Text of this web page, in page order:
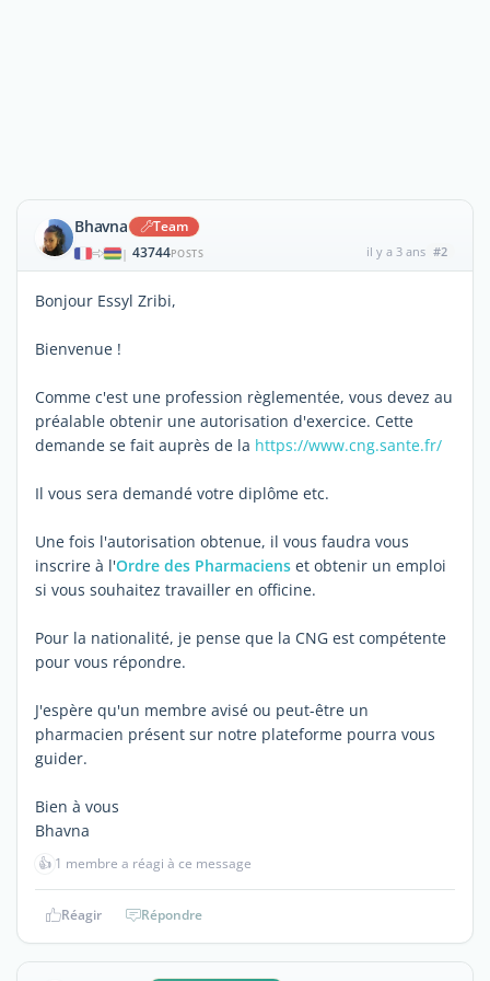
Bhavna Team
| 43744POSTS il y a 3 ans #2
Bonjour Essyl Zribi,
Bienvenue !
Comme c'est une profession règlementée, vous devez au
préalable obtenir une autorisation d'exercice. Cette
demande se fait auprès de la https://www.cng.sante.fr/
Il vous sera demandé votre diplôme etc.
Une fois l'autorisation obtenue, il vous faudra vous
inscrire à l'Ordre des Pharmaciens et obtenir un emploi
si vous souhaitez travailler en officine.
Pour la nationalité, je pense que la CNG est compétente
pour vous répondre.
J'espère qu'un membre avisé ou peut-être un
pharmacien présent sur notre plateforme pourra vous
guider.
Bien à vous
Bhavna
👍 1 membre a réagi à ce message
Réagir Répondre